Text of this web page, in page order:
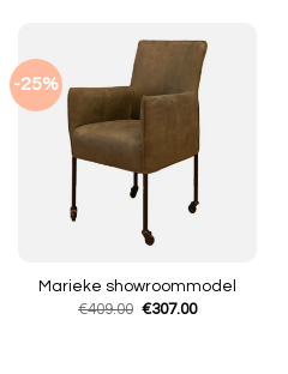
-25%
Marieke showroommodel
€409.00 Oorspronkelijke
€307.00Huidige